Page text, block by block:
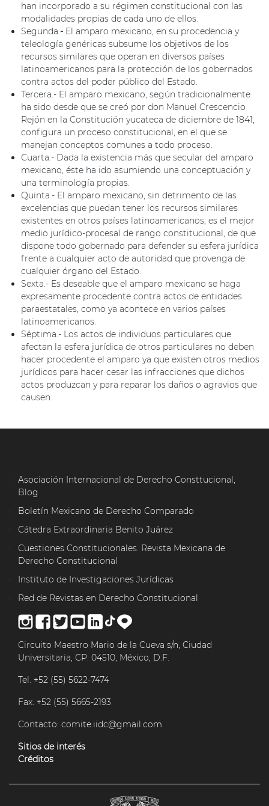
han incorporado a su régimen constitucional con las
modalidades propias de cada uno de ellos.
Segunda.- El amparo mexicano, en su procedencia y
teleología genéricas subsume los objetivos de los
recursos similares que operan en diversos países
latinoamericanos para la protección de los gobernados
contra actos del poder público del Estado.
Tercera.- El amparo mexicano, según tradicionalmente
ha sido desde que se creó por don Manuel Crescencio
Rejón en la Constitución yucateca de diciembre de 1841,
configura un proceso constitucional, en el que se
manejan conceptos comunes a todo proceso.
Cuarta.- Dada la existencia más que secular del amparo
mexicano, éste ha ido asumiendo una conceptuación y
una terminología propias.
Quinta.- El amparo mexicano, sin detrimento de las
excelencias que puedan tener los recursos similares
existentes en otros países latinoamericanos, es el mejor
medio jurídico-procesal de rango constitucional, de que
dispone todo gobernado para defender su esfera jurídica
frente a cualquier acto de autoridad que provenga de
cualquier órgano del Estado.
Sexta.- Es deseable que el amparo mexicano se haga
expresamente procedente contra actos de entidades
paraestatales, como ya acontece en varios países
latinoamericanos.
Séptima.- Los actos de individuos particulares que
afectan la esfera jurídica de otros particulares no deben
hacer procedente el amparo ya que existen otros medios
jurídicos para hacer cesar las infracciones que dichos
actos produzcan y para reparar los daños o agravios que
causen.
Asociación Internacional de Derecho Consttucional,
Blog
Boletín Mexicano de Derecho Comparado
Cátedra Extraordinaria Benito Juárez
Cuestiones Constitucionales. Revista Mexicana de
Derecho Constitucional
Instituto de Investigaciones Jurídicas
Red de Revistas en Derecho Constitucional
Circuito Maestro Mario de la Cueva s/n, Ciudad
Universitaria, CP. 04510, México, D.F.
Tel. +52 (55) 5622-7474
Fax. +52 (55) 5665-2193
Contacto: comite.iidc@gmail.com
Sitios de interés
Créditos